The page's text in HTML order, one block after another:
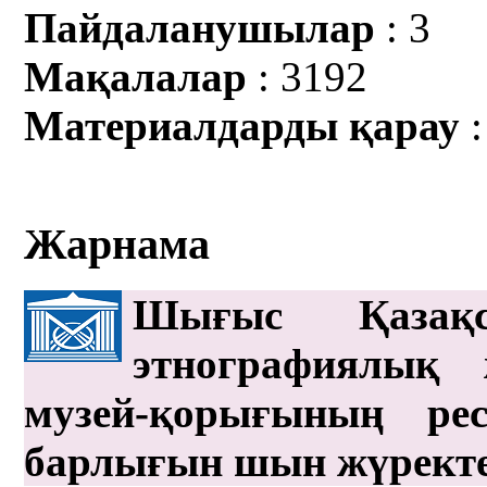
Пайдаланушылар : 3
Мақалалар : 3192
Материалдарды қарау
Жарнама
Шығыс
этнографиялық
музей-қорығының
барлығын шын